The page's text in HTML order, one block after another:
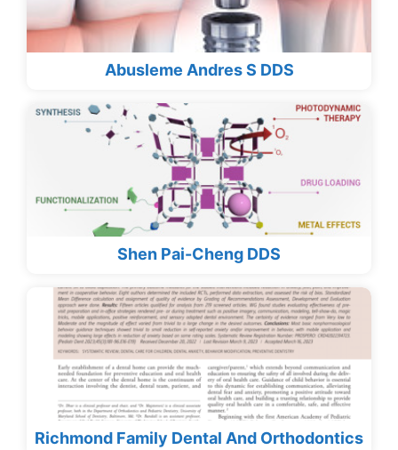
Abusleme Andres S DDS
Shen Pai-Cheng DDS
Richmond Family Dental And Orthodontics